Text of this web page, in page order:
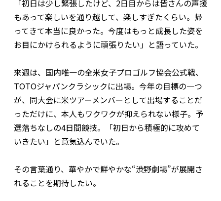
「初日は少し緊張したけど、2日目からは皆さんの声援
もあって楽しいを通り越して、楽しすぎたくらい。帰
ってきて本当に良かった。今度はもっと成長した姿を
お目にかけられるように頑張りたい」と語っていた。
来週は、国内唯一の全米女子プロゴルフ協会公式戦、
TOTOジャパンクラシックに出場。今年の目標の一つ
が、同大会に米ツアーメンバーとして出場することだ
っただけに、本人もワクワクが抑えられない様子。予
選落ちなしの4日間競技。「初日から積極的に攻めて
いきたい」と意気込んでいた。
その言葉通り、華やかで鮮やかな“渋野劇場”が展開さ
れることを期待したい。